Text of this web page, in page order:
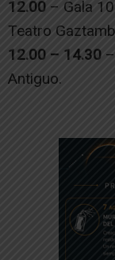
12.00 – Gala
Teatro
12.00 – 14.30
Antiguo.